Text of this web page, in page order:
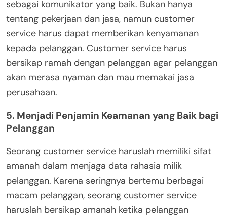
sebagai komunikator yang baik. Bukan hanya
tentang pekerjaan dan jasa, namun customer
service harus dapat memberikan kenyamanan
kepada pelanggan. Customer service harus
bersikap ramah dengan pelanggan agar pelanggan
akan merasa nyaman dan mau memakai jasa
perusahaan.
5. Menjadi Penjamin Keamanan yang Baik bagi
Pelanggan
Seorang customer service haruslah memiliki sifat
amanah dalam menjaga data rahasia milik
pelanggan. Karena seringnya bertemu berbagai
macam pelanggan, seorang customer service
haruslah bersikap amanah ketika pelanggan